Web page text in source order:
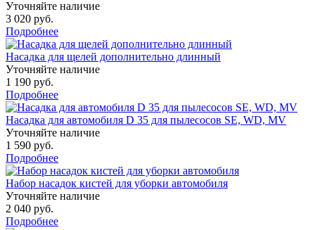
Уточняйте наличие
3 020 руб.
Подробнее
Насадка для щелей дополнительно длинный
Уточняйте наличие
1 190 руб.
Подробнее
Насадка для автомобиля D 35 для пылесосов SE, WD, MV
Уточняйте наличие
1 590 руб.
Подробнее
Набор насадок кистей для уборки автомобиля
Уточняйте наличие
2 040 руб.
Подробнее